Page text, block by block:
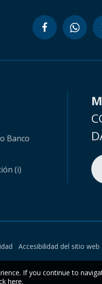
Banco
(i)
Accesibilidad del sitio web
If you continue to
here.